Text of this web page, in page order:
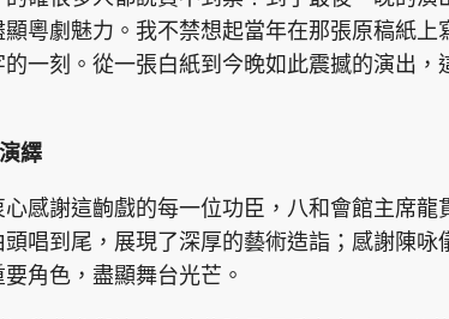
東周JETSO
粵劇魅力。我不禁想起當年在那張原稿紙上
的一刻。從一張白紙到今晚如此震撼的演出，
繹
感謝這齣戲的每一位功臣，八和會館主席龍
唱到尾，展現了深厚的藝術造詣；感謝陳咏
角色，盡顯舞台光芒。